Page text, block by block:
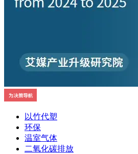
以竹代塑
环保
温室气体
二氧化碳排放